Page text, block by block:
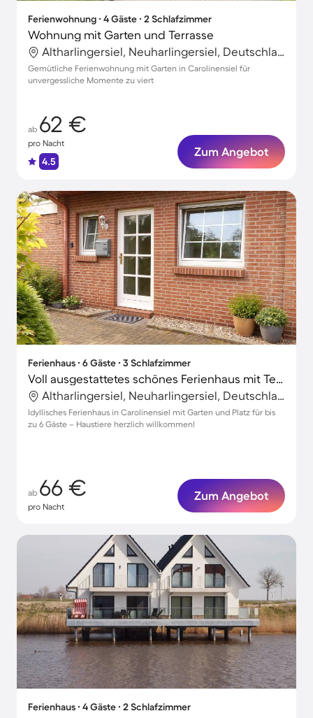
Ferienwohnung ∙ 4 Gäste ∙ 2 Schlafzimmer
Wohnung mit Garten und Terrasse
Altharlingersiel, Neuharlingersiel, Deutschland
Gemütliche Ferienwohnung mit Garten in Carolinensiel für
unvergessliche Momente zu viert
ab 62 €
pro Nacht
4.5
Zum Angebot
Ferienhaus ∙ 6 Gäste ∙ 3 Schlafzimmer
Voll ausgestattetes schönes Ferienhaus mit Terrasse und Garten | Haustierfreundlich
Altharlingersiel, Neuharlingersiel, Deutschland
Idyllisches Ferienhaus in Carolinensiel mit Garten und Platz für bis
zu 6 Gäste – Haustiere herzlich willkommen!
ab 66 €
pro Nacht
Zum Angebot
Ferienhaus ∙ 4 Gäste ∙ 2 Schlafzimmer